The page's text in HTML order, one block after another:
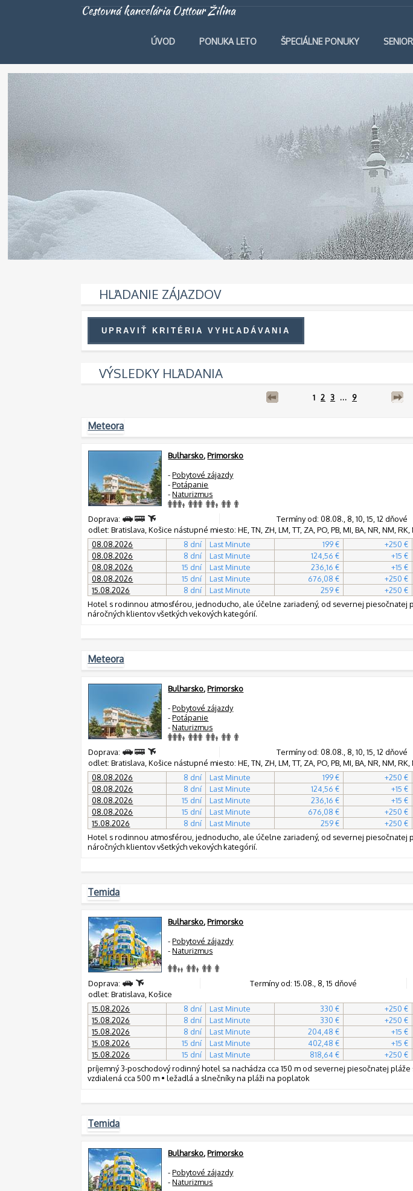
Cestovná kancelária Osttour Žilina
ÚVOD PONUKA LETO ŠPECIÁLNE PONUKY
HĽADANIE ZÁJAZDOV
VÝSLEDKY HĽADANIA
1 2 3 ... 9
Meteora
Bulharsko,Primorsko
-Pobytové zájazdy
-Potápanie
-Naturizmus
Doprava:
Termíny od: 08.08., 8, 10, 15, 12 dňové
odlet: Bratislava, Košice nástupné miesto: HE, TN, ZH, LM, TT, ZA, PO, PB, MI, BA, NR, NM, RK,
08.08.2026
8 dní Last Minute 199 € +250 €
08.08.2026
8 dní Last Minute 124,56 €
+15 €
08.08.2026
15 dní Last Minute 236,16 €
+15 €
08.08.2026
15 dní Last Minute 676,08 € +250 €
15.08.2026
8 dní Last Minute 259 € +250 €
Hotel s rodinnou atmosférou, jednoducho, ale účelne zariadený, od severnej piesočnatej
náročných klientov všetkých vekových kategórií.
Meteora
Bulharsko,Primorsko
-Pobytové zájazdy
-Potápanie
-Naturizmus
Doprava:
Termíny od: 08.08., 8, 10, 15, 12 dňové
odlet: Bratislava, Košice nástupné miesto: HE, TN, ZH, LM, TT, ZA, PO, PB, MI, BA, NR, NM, RK,
08.08.2026
8 dní Last Minute 199 € +250 €
08.08.2026
8 dní Last Minute 124,56 €
+15 €
08.08.2026
15 dní Last Minute 236,16 €
+15 €
08.08.2026
15 dní Last Minute 676,08 € +250 €
15.08.2026
8 dní Last Minute 259 € +250 €
Hotel s rodinnou atmosférou, jednoducho, ale účelne zariadený, od severnej piesočnatej
náročných klientov všetkých vekových kategórií.
Temida
Bulharsko,Primorsko
-Pobytové zájazdy
-Naturizmus
Doprava:
Termíny od: 15.08., 8, 15 dňové
odlet: Bratislava, Košice
15.08.2026
8 dní Last Minute 330 € +250 €
15.08.2026
8 dní Last Minute 330 € +250 €
15.08.2026
8 dní Last Minute 204,48 €
+15 €
15.08.2026
15 dní Last Minute 402,48 €
+15 €
15.08.2026
15 dní Last Minute 818,64 € +250 €
príjemný 3-poschodový rodinný hotel sa nachádza cca 150 m od severnej piesočnatej
vzdialená cca 500 m • ležadlá a slnečníky na pláži na poplatok
Temida
Bulharsko,Primorsko
-Pobytové zájazdy
-Naturizmus